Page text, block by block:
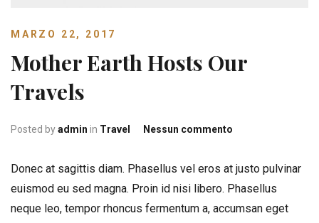
MARZO 22, 2017
Mother Earth Hosts Our
Travels
Posted byadmin in Travel Nessun commento
Earth
Travels
Donec at sagittis diam. Phasellus vel eros at justo pulvinar
euismod eu sed magna. Proin id nisi libero. Phasellus
neque leo, tempor rhoncus fermentum a, accumsan eget